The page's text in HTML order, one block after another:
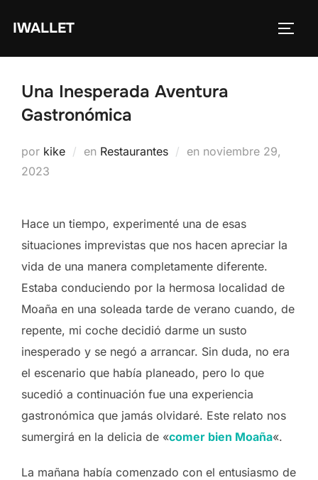
IWALLET
Una Inesperada Aventura
Gastronómica
por kike en Restaurantes en Publicado
noviembre 29,
2023
Hace un tiempo, experimenté una de esas
situaciones imprevistas que nos hacen apreciar la
vida de una manera completamente diferente.
Estaba conduciendo por la hermosa localidad de
Moaña en una soleada tarde de verano cuando, de
repente, mi coche decidió darme un susto
inesperado y se negó a arrancar. Sin duda, no era
el escenario que había planeado, pero lo que
sucedió a continuación fue una experiencia
gastronómica que jamás olvidaré. Este relato nos
sumergirá en la delicia de «comer bien Moaña«.
La mañana había comenzado con el entusiasmo de